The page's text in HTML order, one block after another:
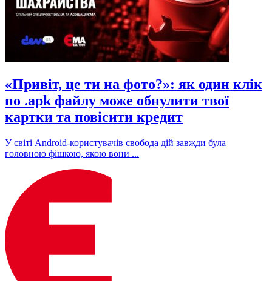
«Привіт, це ти на фото?»: як один клік
по .apk файлу може обнулити твої
картки та повісити кредит
У світі Android-користувачів свобода дій завжди була
головною фішкою, якою вони ...